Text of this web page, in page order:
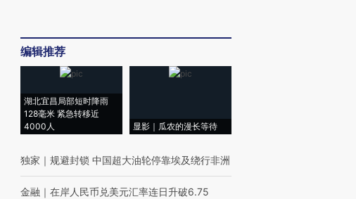
编辑推荐
湖北宜昌局部短时降雨
128毫米 紧急转移近
4000人
显影｜瓜农的漫长等待
独家 ｜ 规避封锁 中国超大油轮停靠埃及绕行非洲
金融 ｜ 在岸人民币兑美元汇率连日升破6.75